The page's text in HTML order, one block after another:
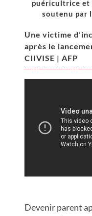
puéricultrice et
soutenu par
Une victime
après le
CIIVISE | AFP
Devenir parent